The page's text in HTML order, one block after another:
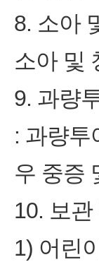
8. 소아
소아 및
9. 과량
: 과량투
우 중증
10. 보
1) 어린